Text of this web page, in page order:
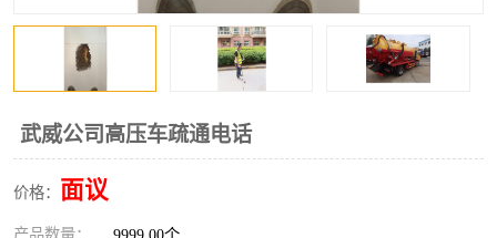
武威公司高压车疏通电话
价格： 面议